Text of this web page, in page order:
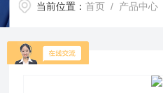
当前位置：首页 / 产品中心